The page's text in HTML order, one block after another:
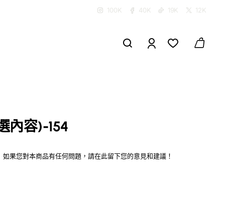
100K 40K 19K 12K
內容)-154
如果您對本商品有任何問題，請在此留下您的意見和建議！